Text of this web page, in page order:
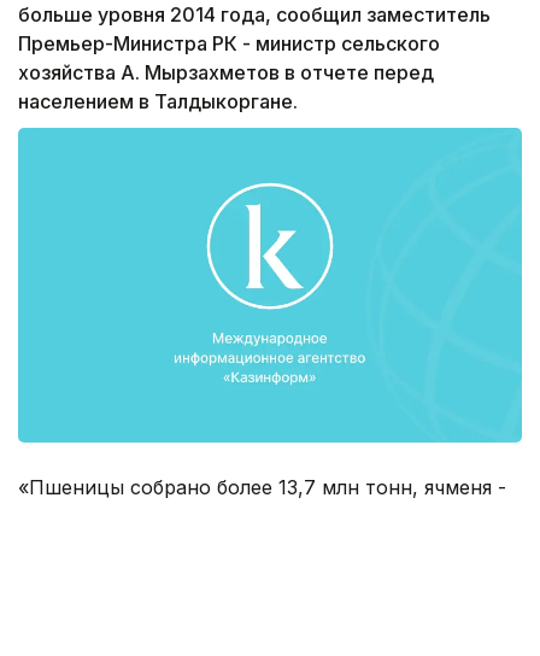
больше уровня 2014 года, сообщил заместитель
Премьер-Министра РК - министр сельского
хозяйства А. Мырзахметов в отчете перед
населением в Талдыкоргане.
«Пшеницы собрано более 13,7 млн тонн, ячменя -